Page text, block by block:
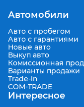
Автомобили
Авто с пробегом
Авто с гарантиями
Новые авто
Выкуп авто
Комиссионная
Варианты продажи
Trade-in
COM-TRADE
Интересное